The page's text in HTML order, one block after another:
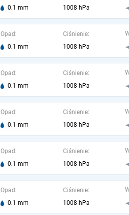
0.1 mm
1008 hPa
Opad:
0.1 mm
Ciśnienie:
1008 hPa
Opad:
0.1 mm
Ciśnienie:
1008 hPa
Opad:
0.1 mm
Ciśnienie:
1008 hPa
Opad:
0.1 mm
Ciśnienie:
1008 hPa
Opad:
0.1 mm
Ciśnienie:
1008 hPa